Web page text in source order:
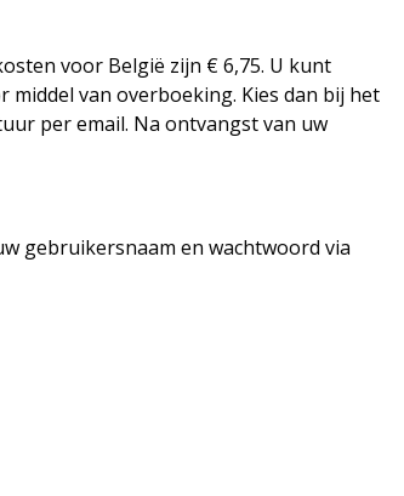
voor België zijn € 6,75. U kunt
van overboeking. Kies dan bij het
per email. Na ontvangst van uw
gebruikersnaam en wachtwoord via